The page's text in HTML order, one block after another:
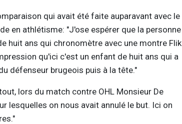
qui avait été faite auparavant avec le
en athlétisme: "J'ose espérer que la personne
huit ans qui chronomètre avec une montre Flik
qu'ici c'est un enfant de huit ans qui a
défenseur brugeois puis à la tête."
lors du match contre OHL Monsieur De
lesquelles on nous avait annulé le but. Ici on